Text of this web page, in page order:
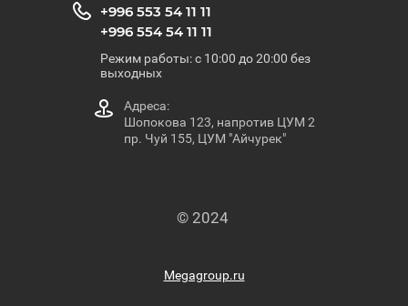
© 2024
+996 553 54 11 11
+996 554 54 11 11
Режим работы: с 10:00 до 20:00 без
выходных
Адреса:
Шопокова 123, напротив ЦУМ 2
пр. Чуй 155, ЦУМ "Айчурек"
Megagroup.ru